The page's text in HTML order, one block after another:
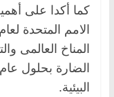
كما أكدا على
المناخ العالمى
البيئية.